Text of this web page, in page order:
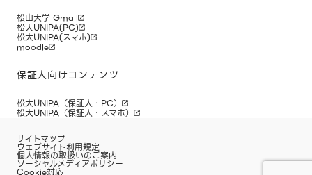
松山大学 Gmail
松大UNIPA(PC)
松大UNIPA(スマホ)
moodle
保証人向けコンテンツ
松大UNIPA（保証人・PC）
松大UNIPA（保証人・スマホ）
サイトマップ
ウェブサイト利用規定
個人情報の取扱いのご案内
ソーシャルメディアポリシー
Cookie対応